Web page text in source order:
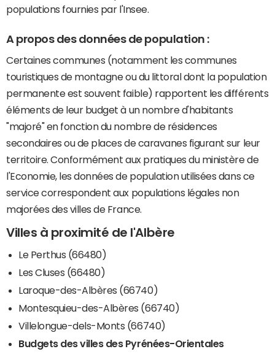
populations fournies par l'Insee.
A propos des données de population :
Certaines communes (notamment les communes
touristiques de montagne ou du littoral dont la population
permanente est souvent faible) rapportent les différents
éléments de leur budget à un nombre d'habitants
"majoré" en fonction du nombre de résidences
secondaires ou de places de caravanes figurant sur leur
territoire. Conformément aux pratiques du ministère de
l'Economie, les données de population utilisées dans ce
service correspondent aux populations légales non
majorées des villes de France.
Villes à proximité de l'Albère
Le Perthus (66480)
Les Cluses (66480)
Laroque-des-Albères (66740)
Montesquieu-des-Albères (66740)
Villelongue-dels-Monts (66740)
Budgets des villes des Pyrénées-Orientales